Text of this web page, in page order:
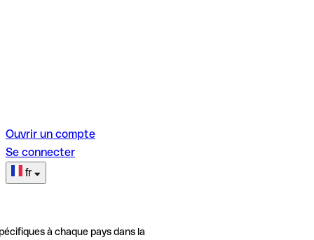
Ouvrir un compte
Se connecter
fr
à chaque pays dans la